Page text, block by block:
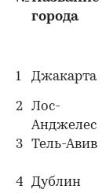
города
1 Джакарта
2
Лос-
Анджелес
3 Тель-Авив
4 Дублин